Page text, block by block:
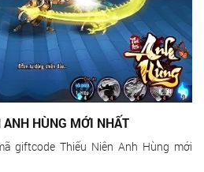
HÙNG MỚI NHẤT
giftcode Thiếu Niên Anh Hùng mới